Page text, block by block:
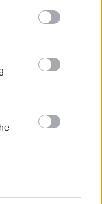
svolto nelle
di ottenere
fianco
altre Istituzioni,